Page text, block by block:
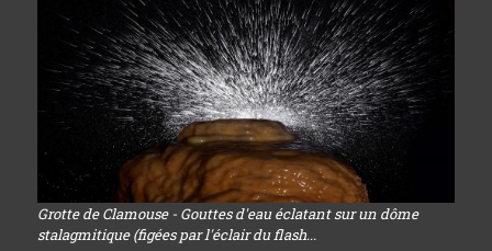
Grotte de Clamouse - Gouttes d'eau éclatant sur un dôme
stalagmitique (figées par l'éclair du flash...